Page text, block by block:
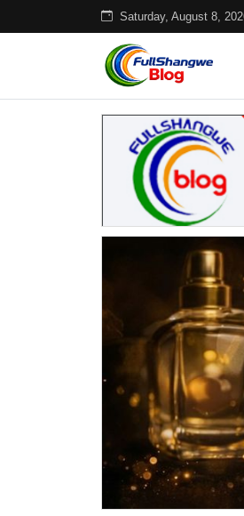
Saturday, August 8,